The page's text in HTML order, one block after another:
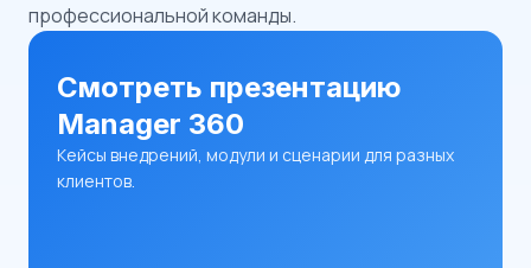
профессиональной команды.
Смотреть презентацию
Manager 360
Кейсы внедрений, модули и сценарии для разных
клиентов.